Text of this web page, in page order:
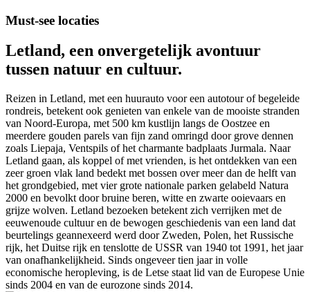
Must-see locaties
Letland, een onvergetelijk avontuur
tussen natuur en cultuur.
Reizen in Letland, met een huurauto voor een autotour of begeleide
rondreis, betekent ook genieten van enkele van de mooiste stranden
van Noord-Europa, met 500 km kustlijn langs de Oostzee en
meerdere gouden parels van fijn zand omringd door grove dennen
zoals Liepaja, Ventspils of het charmante badplaats Jurmala. Naar
Letland gaan, als koppel of met vrienden, is het ontdekken van een
zeer groen vlak land bedekt met bossen over meer dan de helft van
het grondgebied, met vier grote nationale parken gelabeld Natura
2000 en bevolkt door bruine beren, witte en zwarte ooievaars en
grijze wolven. Letland bezoeken betekent zich verrijken met de
eeuwenoude cultuur en de bewogen geschiedenis van een land dat
beurtelings geannexeerd werd door Zweden, Polen, het Russische
rijk, het Duitse rijk en tenslotte de USSR van 1940 tot 1991, het jaar
van onafhankelijkheid. Sinds ongeveer tien jaar in volle
economische heropleving, is de Letse staat lid van de Europese Unie
sinds 2004 en van de eurozone sinds 2014.